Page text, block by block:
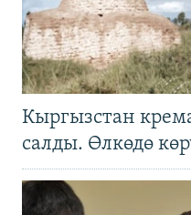
Кыргызстан
салды. Өлкөдө